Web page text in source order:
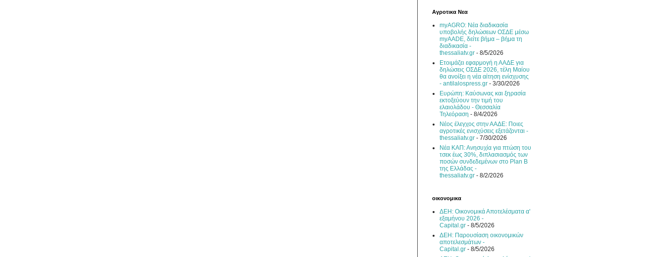
Αγροτικα Νεα
myAGRO: Νέα διαδικασία
υποβολής δηλώσεων ΟΣΔΕ μέσω
myAADE, δείτε βήμα – βήμα τη
διαδικασία -
thessaliatv.gr - 8/5/2026
Ετοιμάζει εφαρμογή η ΑΑΔΕ για
δηλώσεις ΟΣΔΕ 2026, τέλη Μαίου
θα ανοίξει η νέα αίτηση ενίσχυσης
- antilalospress.gr - 3/30/2026
Ευρώπη: Καύσωνας και ξηρασία
εκτοξεύουν την τιμή του
ελαιολάδου - Θεσσαλία
Τηλεόραση - 8/4/2026
Νέος έλεγχος στην ΑΑΔΕ: Ποιες
αγροτικές ενισχύσεις εξετάζονται -
thessaliatv.gr - 7/30/2026
Νέα ΚΑΠ: Ανησυχία για πτώση του
τσεκ έως 30%, διπλασιασμός των
ποσών συνδεδεμένων στο Plan B
της Ελλάδας -
thessaliatv.gr - 8/2/2026
οικονομικα
ΔΕΗ: Οικονομικά Αποτελέσματα α'
εξαμήνου 2026 -
Capital.gr - 8/5/2026
ΔΕΗ: Παρουσίαση οικονομικών
αποτελεσμάτων -
Capital.gr - 8/5/2026